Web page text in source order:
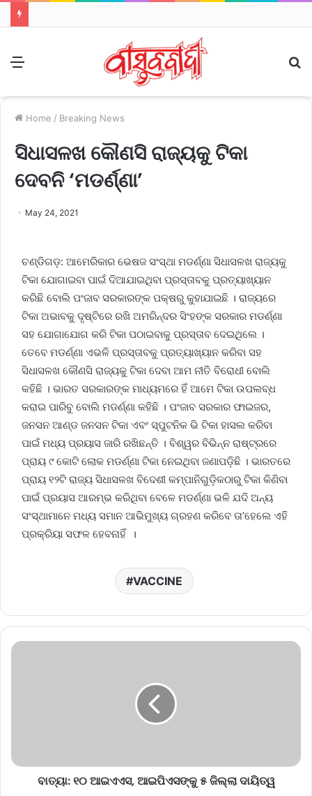
Home / Breaking News
ସିଧାସଳଖ କୌଣସି ରାଜ୍ୟକୁ ଟିକା
ଦେବନି ‘ମଡର୍ଣ୍ଣା’
May 24, 2021
ଚଣ୍ଡିଗଡ଼: ଆମେରିକାର ଭେଷଜ ସଂସ୍ଥା ମଡର୍ଣ୍ଣା ସିଧାସଳଖ ରାଜ୍ୟକୁ
ଟିକା ଯୋଗାଇବା ପାଇଁ ଦିଆଯାଇଥିବା ପ୍ରସ୍ତାବକୁ ପ୍ରତ୍ୟାଖ୍ୟାନ
କରିଛି ବୋଲି ପଂଜାବ ସରକାରଙ୍କ ପକ୍ଷରୁ କୁହାଯାଇଛି । ରାଜ୍ୟରେ
ଟିକା ଅଭାବକୁ ଦୃଷ୍ଟିରେ ରଖି ଅମରିନ୍ଦର ସିଂହଙ୍କ ସରକାର ମଡର୍ଣ୍ଣା
ସହ ଯୋଗାଯୋଗ କରି ଟିକା ପଠାଇବାକୁ ପ୍ରସ୍ତାବ ଦେଇଥିଲେ ।
ତେବେ ମଡର୍ଣ୍ଣା ଏଭଳି ପ୍ରସ୍ତାବକୁ ପ୍ରତ୍ୟାଖ୍ୟାନ କରିବା ସହ
ସିଧାସଳଖ କୌଣସି ରାଜ୍ୟକୁ ଟିକା ଦେବା ଆମ ନୀତି ବିରୋଧୀ ବୋଲି
କହିଛି । ଭାରତ ସରକାରଙ୍କ ମାଧ୍ୟମରେ ହିଁ ଆମେ ଟିକା ଉପଲବ୍ଧ
କରାଇ ପାରିବୁ ବୋଲି ମଡର୍ଣ୍ଣା କହିଛି । ପଂଜାବ ସରକାର ଫାଇଜର,
ଜନସନ ଆଣ୍ଡ ଜନସନ ଟିକା ଏବଂ ସ୍ପୁଟନିକ ଭି ଟିକା ହାସଲ କରିବା
ପାଇଁ ମଧ୍ୟ ପ୍ରୟାସ ଜାରି ରଖିଛନ୍ତି । ବିଶ୍ୱର ବିଭିନ୍ନ ରାଷ୍ଟ୍ରରେ
ପ୍ରାୟ ୯ କୋଟି ଲୋକ ମଡର୍ଣ୍ଣା ଟିକା ନେଇଥିବା ଜଣାପଡ଼ିଛି । ଭାରତରେ
ପ୍ରାୟ ୧୨ଟି ରାଜ୍ୟ ସିଧାସଳଖ ବିଦେଶୀ କମ୍ପାନିଗୁଡ଼ିକଠାରୁ ଟିକା କିଣିବା
ପାଇଁ ପ୍ରୟାସ ଆରମ୍ଭ କରିଥିବା ବେଳେ ମଡର୍ଣ୍ଣା ଭଳି ଯଦି ଅନ୍ୟ
ସଂସ୍ଥାମାନେ ମଧ୍ୟ ସମାନ ଆଭିମୁଖ୍ୟ ଗ୍ରହଣ କରିବେ ତା’ହେଲେ ଏହି
ପ୍ରକ୍ରିୟା ସଫଳ ହେବନାହିଁ ।
VACCINE
ବାତ୍ୟା: ୧୦ ଆଇଏଏସ, ଆଇପିଏସଙ୍କୁ ୫ ଜିଲ୍ଲା ଦାୟିତ୍ୱ